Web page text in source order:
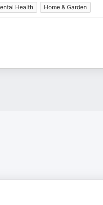
Health Home & Garden